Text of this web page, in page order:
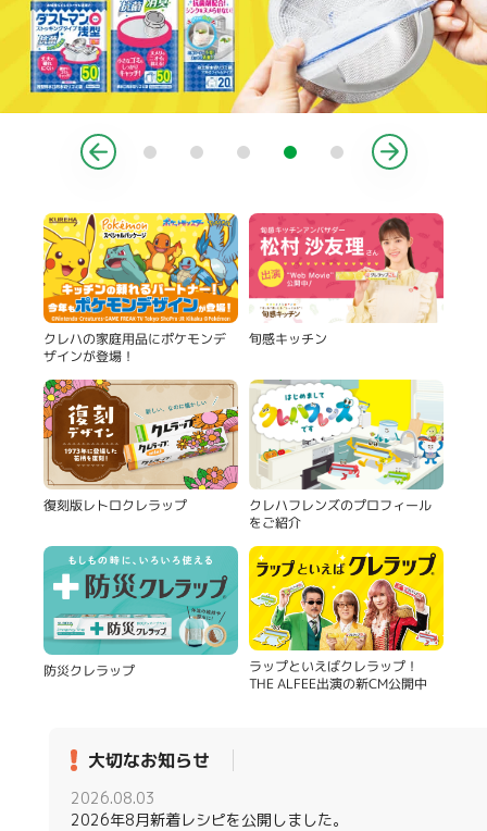
製
クレハの家庭用品にポケモンデ
ザインが登場！
旬感キッチン
復刻版レトロクレラップ クレハフレンズのプロフィール
をご紹介
防災クレラップ ラップといえばクレラップ！
THE ALFEE出演の新CM公開中
大切なお知らせ
2026.08.03
2026年8月新着レシピを公開しました。